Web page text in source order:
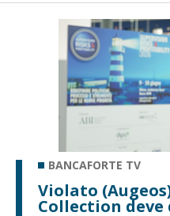
BANCAFORTE TV
Violato
Collection